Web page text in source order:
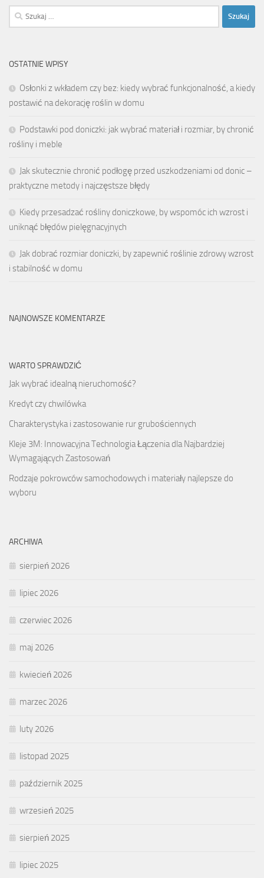
Szukaj:
OSTATNIE WPISY
Osłonki z wkładem czy bez: kiedy wybrać funkcjonalność, a kiedy
postawić na dekorację roślin w domu
Podstawki pod doniczki: jak wybrać materiał i rozmiar, by chronić
rośliny i meble
Jak skutecznie chronić podłogę przed uszkodzeniami od donic –
praktyczne metody i najczęstsze błędy
Kiedy przesadzać rośliny doniczkowe, by wspomóc ich wzrost i
uniknąć błędów pielęgnacyjnych
Jak dobrać rozmiar doniczki, by zapewnić roślinie zdrowy wzrost
i stabilność w domu
NAJNOWSZE KOMENTARZE
WARTO SPRAWDZIĆ
Jak wybrać idealną nieruchomość?
Kredyt czy chwilówka
Charakterystyka i zastosowanie rur grubościennych
Kleje 3M: Innowacyjna Technologia Łączenia dla Najbardziej
Wymagających Zastosowań
Rodzaje pokrowców samochodowych i materiały najlepsze do
wyboru
ARCHIWA
sierpień 2026
lipiec 2026
czerwiec 2026
maj 2026
kwiecień 2026
marzec 2026
luty 2026
listopad 2025
październik 2025
wrzesień 2025
sierpień 2025
lipiec 2025